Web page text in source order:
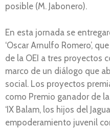
posible (M. Jabonero).
En esta jornada se
‘Oscar Arnulfo Romero’,
de la OEI a tres proyectos
marco de un diálogo que
social. Los proyectos
como Premio ganador de
‘IX Balam, los hijos del
empoderamiento juvenil